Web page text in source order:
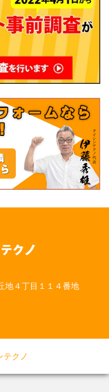
地４丁目１１４番地
テクノ